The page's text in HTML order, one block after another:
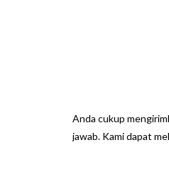
Anda cukup
jawab. Kami dapat